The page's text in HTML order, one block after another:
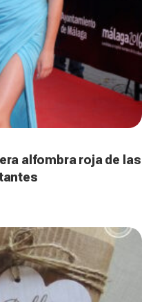
alfombra roja de las